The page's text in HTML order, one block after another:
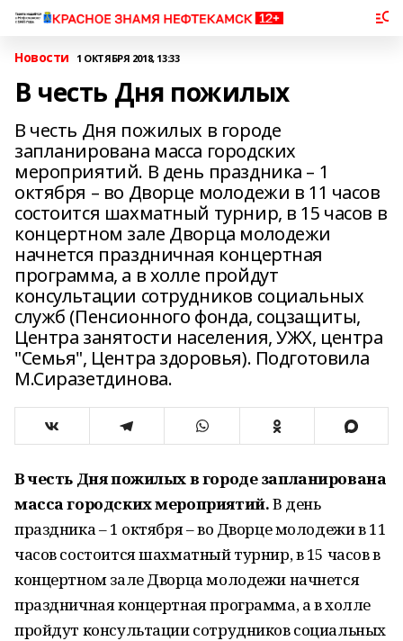
Новости 1 ОКТЯБРЯ 2018, 13:33
В честь Дня пожилых
В честь Дня пожилых в городе
запланирована масса городских
мероприятий. В день праздника – 1
октября – во Дворце молодежи в 11 часов
состоится шахматный турнир, в 15 часов в
концертном зале Дворца молодежи
начнется праздничная концертная
программа, а в холле пройдут
консультации сотрудников социальных
служб (Пенсионного фонда, соцзащиты,
Центра занятости населения, УЖХ, центра
"Семья", Центра здоровья). Подготовила
М.Сиразетдинова.
В честь Дня пожилых в городе запланирована
масса городских мероприятий.В день
праздника – 1 октября – во Дворце молодежи в 11
часов состоится шахматный турнир, в 15 часов в
концертном зале Дворца молодежи начнется
праздничная концертная программа, а в холле
пройдут консультации сотрудников социальных